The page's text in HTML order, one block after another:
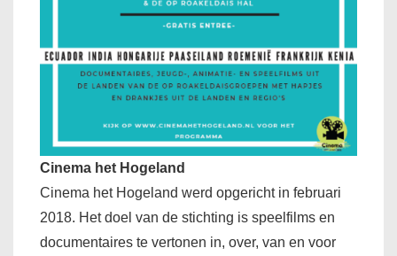
Cinema het Hogeland
Cinema het Hogeland werd opgericht in februari
2018. Het doel van de stichting is speelfilms en
documentaires te vertonen in, over, van en voor